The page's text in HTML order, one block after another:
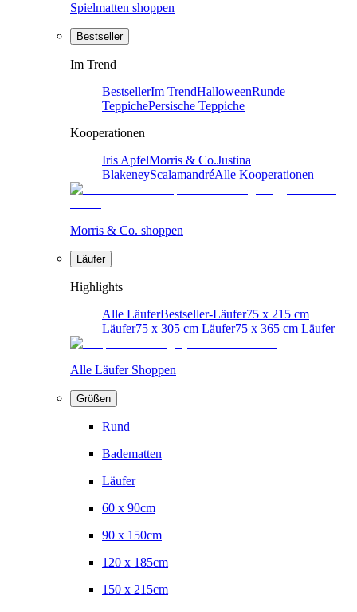
Spielmatten shoppen
Bestseller
Im Trend
BestsellerIm TrendHalloweenRunde
TeppichePersische Teppiche
Kooperationen
Iris ApfelMorris & Co.Justina
BlakeneyScalamandréAlle Kooperationen
Morris & Co. shoppen
Läufer
Highlights
Alle LäuferBestseller-Läufer75 x 215 cm
Läufer75 x 305 cm Läufer75 x 365 cm Läufer
Alle Läufer Shoppen
Größen
Rund
Badematten
Läufer
60 x 90cm
90 x 150cm
120 x 185cm
150 x 215cm